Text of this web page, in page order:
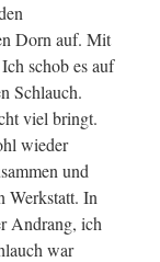
Dorn auf. Mit
schob es auf
Schlauch.
viel bringt.
wieder
und
Werkstatt. In
Andrang, ich
war